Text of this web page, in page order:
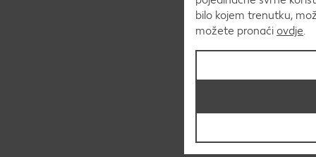
bilo kojem trenutku,
možete pronaći ovdje.